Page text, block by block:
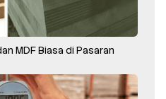
MDF Biasa di Pasaran